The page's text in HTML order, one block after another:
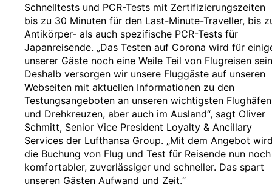
Schnelltests und PCR-Tests mit Zertifizierungszeiten
bis zu 30 Minuten für den Last-Minute-Traveller, bis
Antikörper- als auch spezifische PCR-Tests für
Japanreisende. „Das Testen auf Corona wird für
unserer Gäste noch eine Weile Teil von Flugreisen
Deshalb versorgen wir unsere Fluggäste auf unseren
Webseiten mit aktuellen Informationen zu den
Testungsangeboten an unseren wichtigsten Flughäfen
und Drehkreuzen, aber auch im Ausland“, sagt Oliver
Schmitt, Senior Vice President Loyalty & Ancillary
Services der Lufthansa Group. „Mit dem Angebot
die Buchung von Flug und Test für Reisende nun noch
komfortabler, zuverlässiger und schneller. Das spart
unseren Gästen Aufwand und Zeit.“